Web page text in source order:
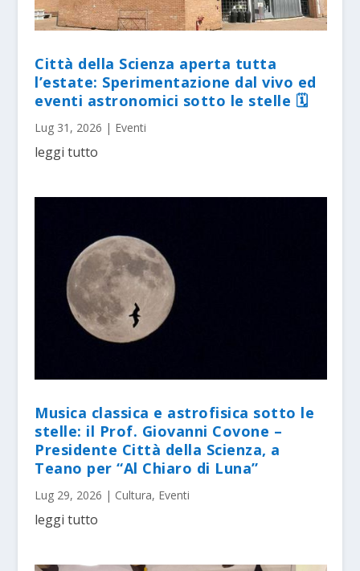
Città della Scienza aperta tutta
l’estate: Sperimentazione dal vivo ed
eventi astronomici sotto le stelle 🗓
Lug 31, 2026 | Eventi
leggi tutto
Musica classica e astrofisica sotto le
stelle: il Prof. Giovanni Covone –
Presidente Città della Scienza, a
Teano per “Al Chiaro di Luna”
Lug 29, 2026 | Cultura, Eventi
leggi tutto